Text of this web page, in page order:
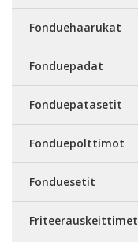
Fonduehaarukat
Fonduepadat
Fonduepatasetit
Fonduepolttimot
Fonduesetit
Friteerauskeittimet